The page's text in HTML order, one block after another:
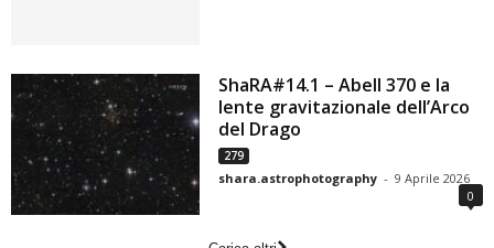
ShaRA#14.1 – Abell 370 e la
lente gravitazionale dell’Arco
del Drago
279
shara.astrophotography - 9 Aprile 2026
0